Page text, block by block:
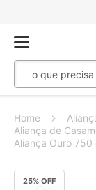
Home
Aliança de
Aliança Ouro
25% OFF
Pular
para